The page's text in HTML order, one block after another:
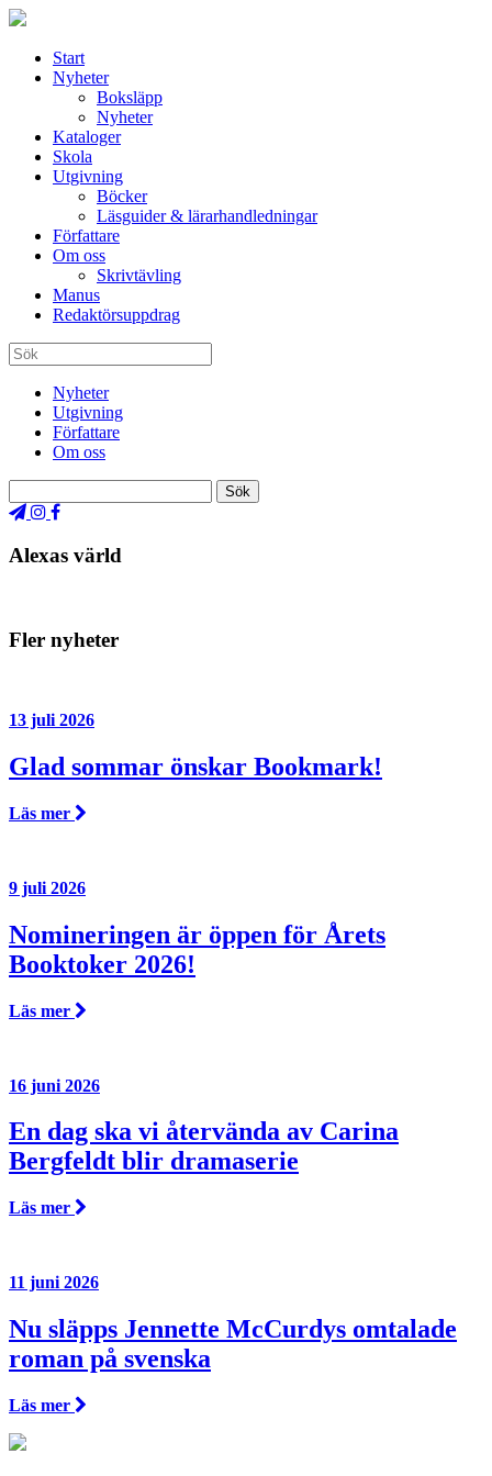
Start
Nyheter
Boksläpp
Nyheter
Kataloger
Skola
Utgivning
Böcker
Läsguider & lärarhandledningar
Författare
Om oss
Skrivtävling
Manus
Redaktörsuppdrag
Nyheter
Utgivning
Författare
Om oss
Alexas värld
Fler nyheter
13 juli 2026
Glad sommar önskar Bookmark!
Läs mer
9 juli 2026
Nomineringen är öppen för Årets
Booktoker 2026!
Läs mer
16 juni 2026
En dag ska vi återvända av Carina
Bergfeldt blir dramaserie
Läs mer
11 juni 2026
Nu släpps Jennette McCurdys omtalade
roman på svenska
Läs mer